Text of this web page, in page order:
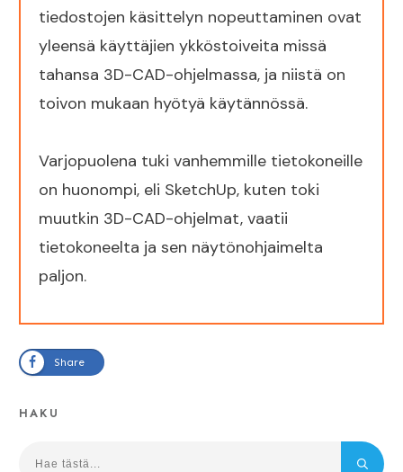
tiedostojen käsittelyn nopeuttaminen ovat
yleensä käyttäjien ykköstoiveita missä
tahansa 3D-CAD-ohjelmassa, ja niistä on
toivon mukaan hyötyä käytännössä.
Varjopuolena tuki vanhemmille tietokoneille
on huonompi, eli SketchUp, kuten toki
muutkin 3D-CAD-ohjelmat, vaatii
tietokoneelta ja sen näytönohjaimelta
paljon.
Share
HAKU